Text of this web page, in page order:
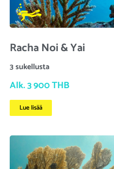
Racha Noi & Yai
3 sukellusta
Alk. 3 900 THB
Lue lisää